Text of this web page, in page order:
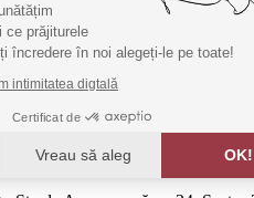
ce prăjiturele
încredere în noi alegeți-le pe toate!
intimitatea digtală
Certificat de
Vreau să aleg OK!